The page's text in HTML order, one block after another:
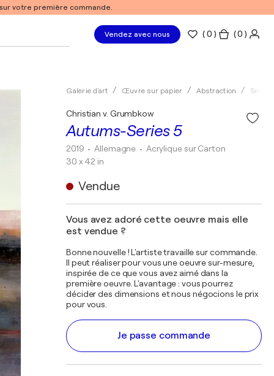
votre première commande.
Vendez avec nous (0 ) ( 0 )
Galerie d'art Œuvre sur papier Abstraction Semi-
Autums-Series 5
Christian v. Grumbkow
2019 • Allemagne • Acrylique sur Carton
30 x 42 in
Vendue
Vous avez adoré cette oeuvre mais elle
est vendue ?
Bonne nouvelle ! L'artiste travaille sur commande.
Il peut réaliser pour vous une oeuvre sur-mesure,
inspirée de ce que vous avez aimé dans la
première oeuvre. L'avantage : vous pourrez
décider des dimensions et nous négocions le prix
pour vous.
Je passe commande